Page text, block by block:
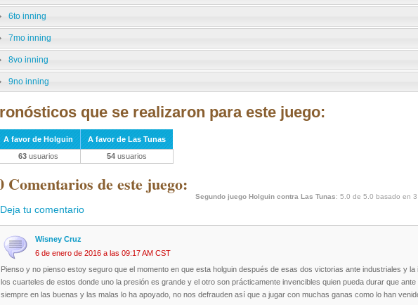
6to inning
7mo inning
8vo inning
9no inning
que se realizaron para este juego:
A favor de Holguin
A favor de Las Tunas
63 usuarios 54 usuarios
Comentarios de este juego:
Segundo juego Holguin contra Las Tunas: 5.0 de 5.0 basado en 3
Deja tu comentario
Wisney Cruz
6 de enero de 2016 a las 09:17 AM CST
Pienso y no pienso estoy seguro que el momento en que esta holguin después de esas dos victorias ante industriales y
los cuarteles de estos donde uno la presión es grande y el otro son prácticamente invencibles quien pueda durar que ante
siempre en las buenas y las malas lo ha apoyado, no nos defrauden así que a jugar con muchas ganas como lo han